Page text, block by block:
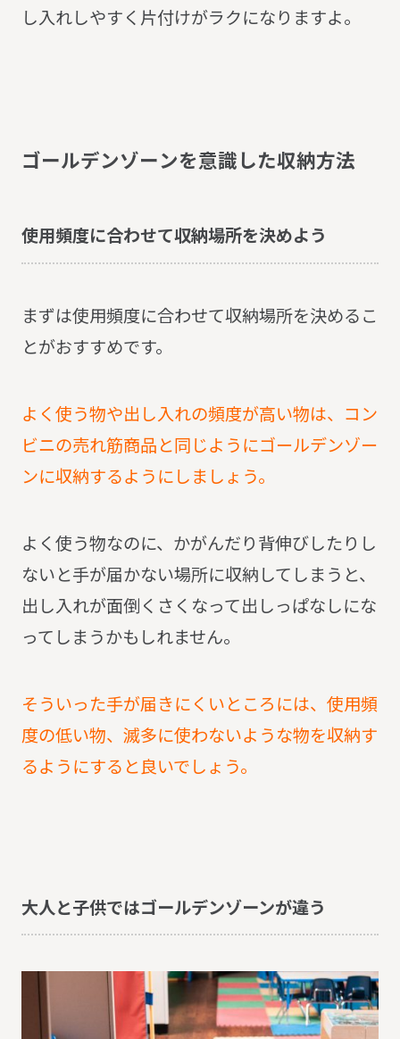
し入れしやすく片付けがラクになりますよ。
ゴールデンゾーンを意識した収納方法
使用頻度に合わせて収納場所を決めよう
まずは使用頻度に合わせて収納場所を決めるこ
とがおすすめです。
よく使う物や出し入れの頻度が高い物は、コン
ビニの売れ筋商品と同じようにゴールデンゾー
ンに収納するようにしましょう。
よく使う物なのに、かがんだり背伸びしたりし
ないと手が届かない場所に収納してしまうと、
出し入れが面倒くさくなって出しっぱなしにな
ってしまうかもしれません。
そういった手が届きにくいところには、使用頻
度の低い物、滅多に使わないような物を収納す
るようにすると良いでしょう。
大人と子供ではゴールデンゾーンが違う